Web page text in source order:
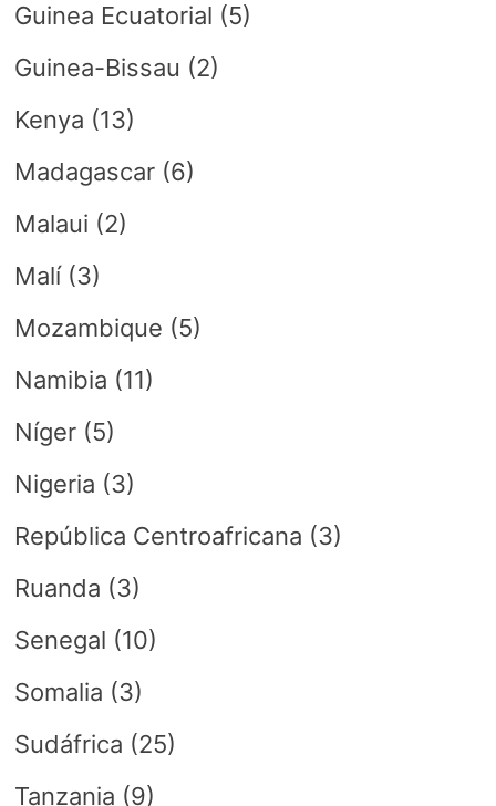
Guinea Ecuatorial (5)
Guinea-Bissau (2)
Kenya (13)
Madagascar(6)
Malaui (2)
Malí(3)
Mozambique (5)
Namibia (11)
Níger(5)
Nigeria (3)
República Centroafricana (3)
Ruanda (3)
Senegal (10)
Somalia (3)
Sudáfrica (25)
Tanzania (9)